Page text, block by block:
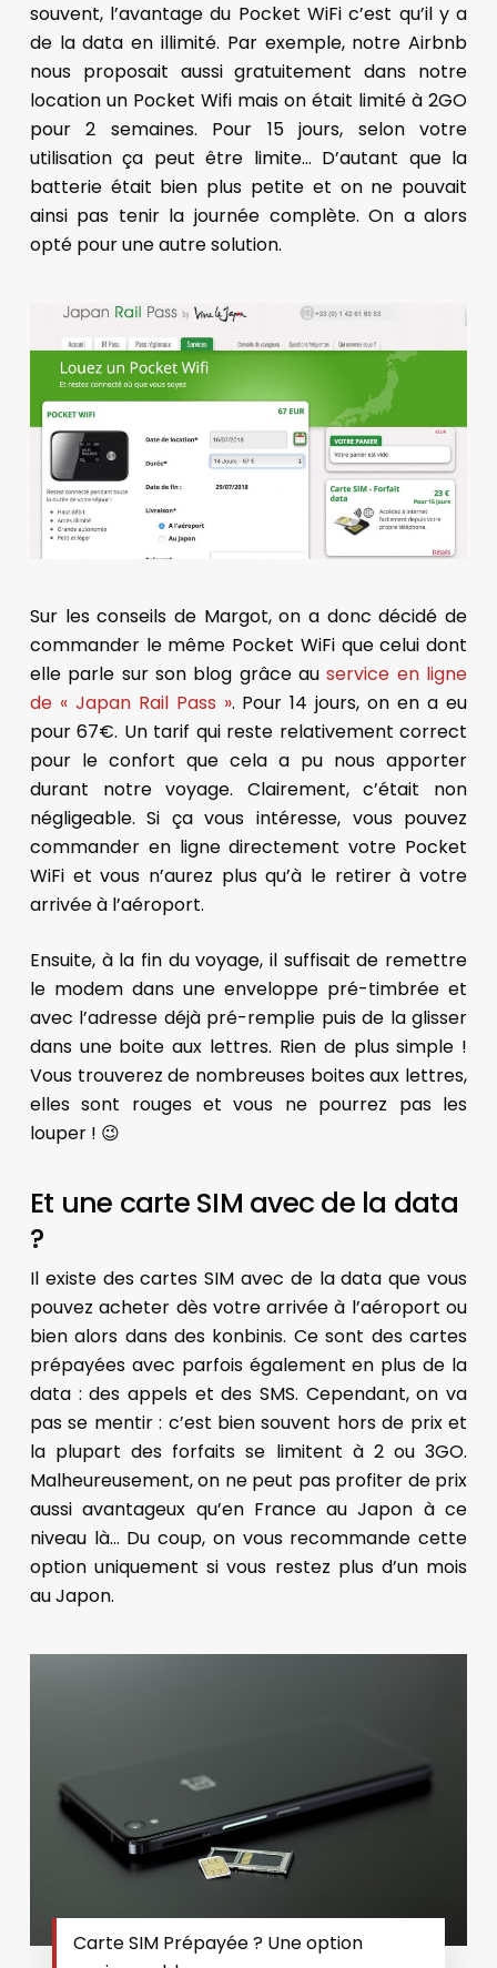
souvent, l’avantage du Pocket WiFi c’est qu’il y a
de la data en illimité. Par exemple, notre Airbnb
nous proposait aussi gratuitement dans notre
location un Pocket Wifi mais on était limité à 2GO
pour 2 semaines. Pour 15 jours, selon votre
utilisation ça peut être limite… D’autant que la
batterie était bien plus petite et on ne pouvait
ainsi pas tenir la journée complète. On a alors
opté pour une autre solution.
Sur les conseils de Margot, on a donc décidé de
commander le même Pocket WiFi que celui dont
elle parle sur son blog grâce auservice en ligne
de « Japan Rail Pass ». Pour 14 jours, on en a eu
pour 67€. Un tarif qui reste relativement correct
pour le confort que cela a pu nous apporter
durant notre voyage. Clairement, c’était non
négligeable. Si ça vous intéresse, vous pouvez
commander en ligne directement votre Pocket
WiFi et vous n’aurez plus qu’à le retirer à votre
arrivée à l’aéroport.
Ensuite, à la fin du voyage, il suffisait de remettre
le modem dans une enveloppe pré-timbrée et
avec l’adresse déjà pré-remplie puis de la glisser
dans une boite aux lettres. Rien de plus simple !
Vous trouverez de nombreuses boites aux lettres,
elles sont rouges et vous ne pourrez pas les
louper ! 😉
Et une carte SIM avec de la data
?
Il existe des cartes SIM avec de la data que vous
pouvez acheter dès votre arrivée à l’aéroport ou
bien alors dans des konbinis. Ce sont des cartes
prépayées avec parfois également en plus de la
data : des appels et des SMS. Cependant, on va
pas se mentir : c’est bien souvent hors de prix et
la plupart des forfaits se limitent à 2 ou 3GO.
Malheureusement, on ne peut pas profiter de prix
aussi avantageux qu’en France au Japon à ce
niveau là… Du coup, on vous recommande cette
option uniquement si vous restez plus d’un mois
au Japon.
Carte SIM Prépayée ? Une option